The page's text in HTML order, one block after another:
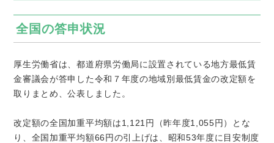
全国の答申状況
厚生労働省は、都道府県労働局に設置されている地方最低賃
金審議会が答申した令和７年度の地域別最低賃金の改定額を
取りまとめ、公表しました。
改定額の全国加重平均額は 1,121 円（昨年度1,055円）とな
り、全国加重平均額66 円の引上げは、昭和53年度に目安制度